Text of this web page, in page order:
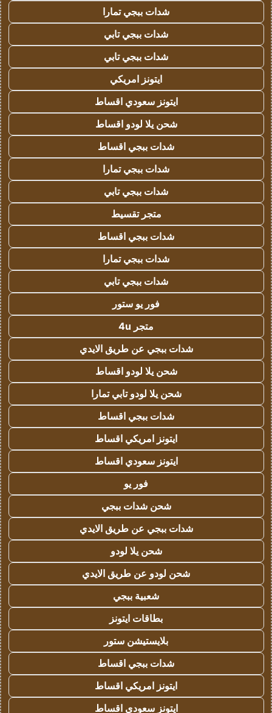
شدات ببجي تمارا
شدات ببجي تابي
شدات ببجي تابي
ايتونز امريكي
ايتونز سعودي اقساط
شحن يلا لودو اقساط
شدات ببجي اقساط
شدات ببجي تمارا
شدات ببجي تابي
متجر تقسيط
شدات ببجي اقساط
شدات ببجي تمارا
شدات ببجي تابي
فور يو ستور
متجر 4u
شدات ببجي عن طريق الايدي
شحن يلا لودو اقساط
شحن يلا لودو تابي تمارا
شدات ببجي اقساط
ايتونز امريكي اقساط
ايتونز سعودي اقساط
فور يو
شحن شدات ببجي
شدات ببجي عن طريق الايدي
شحن يلا لودو
شحن لودو عن طريق الايدي
شعبية ببجي
بطاقات ايتونز
بلايستيشن ستور
شدات ببجي اقساط
ايتونز امريكي اقساط
ايتونز سعودي اقساط